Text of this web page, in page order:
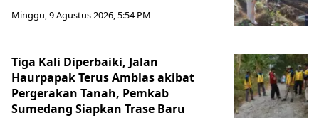
Minggu, 9 Agustus 2026, 5:54 PM
Tiga Kali Diperbaiki, Jalan
Haurpapak Terus Amblas akibat
Pergerakan Tanah, Pemkab
Sumedang Siapkan Trase Baru